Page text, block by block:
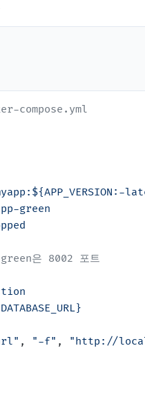
compose.yml
green
은 8002 포트
, "-f" ,
"http://